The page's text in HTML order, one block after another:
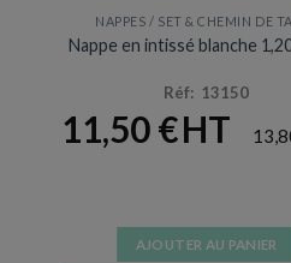
NAPPES / SET & CHEMIN DE
Nappe en intissé blanche
Réf: 13150
11,50€
AJOUTER AU PANIER